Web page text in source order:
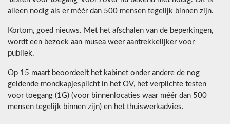
alleen nodig als er méér dan 500 mensen tegelijk binnen zijn.
Kortom, goed nieuws. Met het afschalen van de beperkingen,
wordt een bezoek aan musea weer aantrekkelijker voor
publiek.
Op 15 maart beoordeelt het kabinet onder andere de nog
geldende mondkapjesplicht in het OV, het verplichte testen
voor toegang (1G) (voor binnenlocaties waar méér dan 500
mensen tegelijk binnen zijn) en het thuiswerkadvies.